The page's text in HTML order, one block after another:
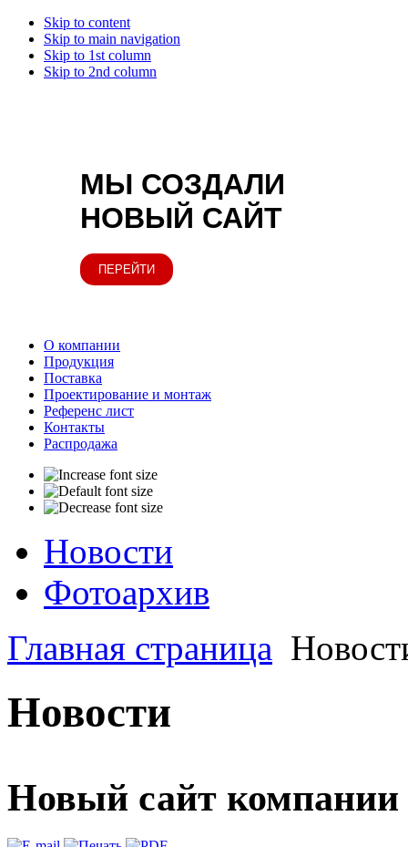
Skip to content
Skip to main navigation
Skip to 1st column
Skip to 2nd column
МЫ СОЗДАЛИ
НОВЫЙ САЙТ
ПЕРЕЙТИ
О компании
Продукция
Поставка
Проектирование и монтаж
Референс лист
Контакты
Распродажа
Новости
Фотоархив
Главная страница
Новости
Новый сайт